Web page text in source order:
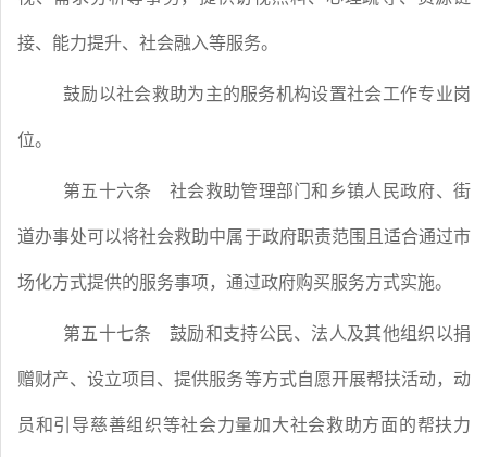
接、能力提升、社会融入等服务。
鼓励以社会救助为主的服务机构设置社会工作专业岗
位。
第五十六条 社会救助管理部门和乡镇人民政府、街
道办事处可以将社会救助中属于政府职责范围且适合通过市
场化方式提供的服务事项，通过政府购买服务方式实施。
第五十七条 鼓励和支持公民、法人及其他组织以捐
赠财产、设立项目、提供服务等方式自愿开展帮扶活动，动
员和引导慈善组织等社会力量加大社会救助方面的帮扶力